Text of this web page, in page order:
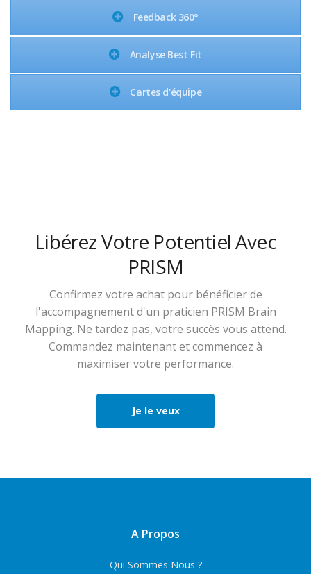
Feedback 360°
Analyse Best Fit
Cartes d'équipe
Libérez Votre Potentiel Avec
PRISM
Confirmez votre achat pour bénéficier de
l'accompagnement d'un praticien PRISM Brain
Mapping. Ne tardez pas, votre succès vous attend.
Commandez maintenant et commencez à
maximiser votre performance.
Je le veux
A Propos
Qui Sommes Nous ?